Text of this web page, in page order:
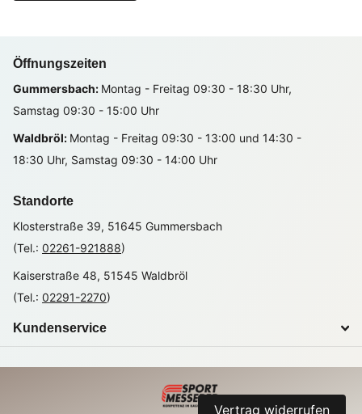
Öffnungszeiten
Gummersbach: Montag - Freitag 09:30 - 18:30 Uhr,
Samstag 09:30 - 15:00 Uhr
Waldbröl: Montag - Freitag 09:30 - 13:00 und 14:30 -
18:30 Uhr, Samstag 09:30 - 14:00 Uhr
Standorte
Klosterstraße 39, 51645 Gummersbach
(Tel.: 02261-921888)
Kaiserstraße 48, 51545 Waldbröl
(Tel.: 02291-2270)
Kundenservice
Vertrag widerrufen